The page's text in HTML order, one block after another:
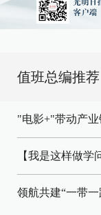
值班总编推荐
"电影+"带动产
【我是这样做
领航共建“一带